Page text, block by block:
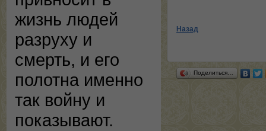
жизнь людей
разруху и
смерть, и его
полотна именно
так войну и
показывают.
Назад
Поделиться…